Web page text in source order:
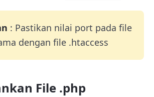
: Pastikan nilai port pada file
dengan file .htaccess
File .php